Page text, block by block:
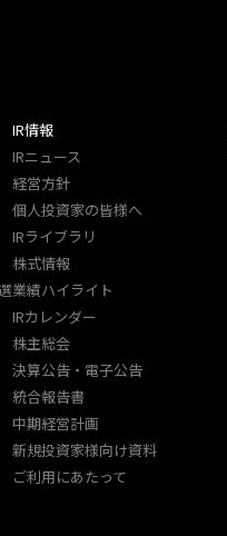
IR情報
IRニュース
経営方針
個人投資家の皆様へ
IRライブラリ
株式情報
業績ハイライト
IRカレンダー
株主総会
決算公告・電子公告
統合報告書
中期経営計画
新規投資家様向け資料
ご利用にあたって